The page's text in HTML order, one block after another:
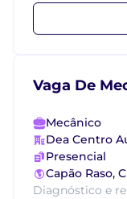
Vaga De
Mecânico
Dea Centro
Presencial
Capão Raso,
Diagnóstico e